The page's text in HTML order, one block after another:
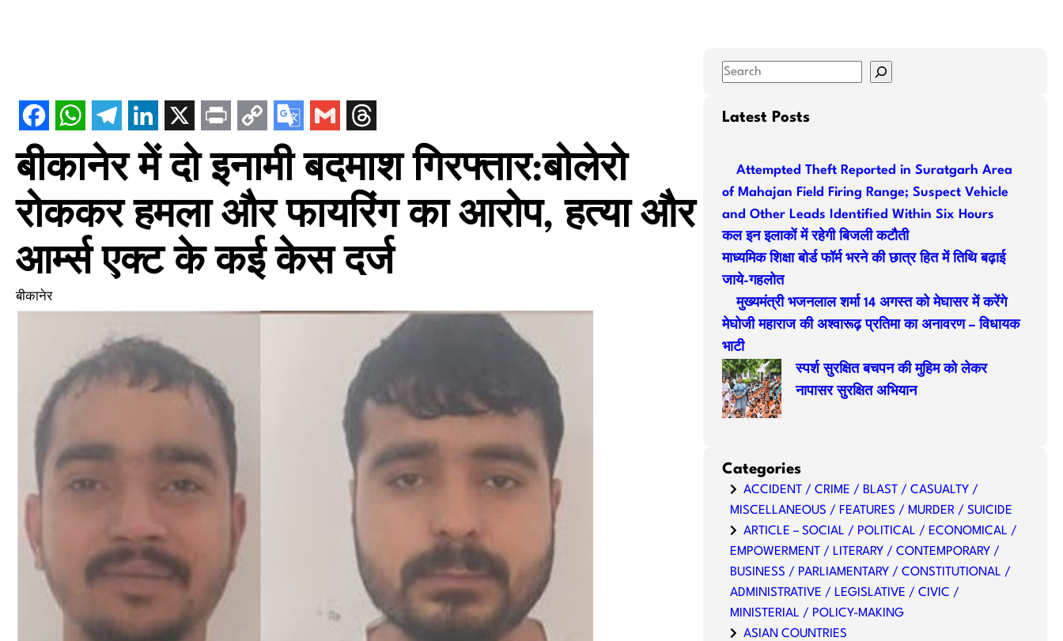
बीकानेर में दो इनामी बदमाश गिरफ्तार:बोलेरो
रोककर हमला और फायरिंग का आरोप, हत्या और
आर्म्स एक्ट के कई केस दर्ज
बीकानेर
S
aLatest Posts
Attempted Theft Reported in Suratgarh Area
of Mahajan Field Firing Range; Suspect Vehicle
and Other Leads Identified Within Six Hours
कल इन इलाकों में रहेगी बिजली कटौती
माध्यमिक शिक्षा बोर्ड फॉर्म भरने की छात्र हित में तिथि बढ़ाई
जाये-गहलोत
मुख्यमंत्री भजनलाल शर्मा 14 अगस्त को मेघासर में करेंगे
मेघोजी महाराज की अश्वारूढ़ प्रतिमा का अनावरण – विधायक
भाटी
स्पर्श सुरक्षित बचपन की मुहिम को लेकर
नापासर सुरक्षित अभियान
Categories
ACCIDENT / CRIME / BLAST / CASUALTY /
MISCELLANEOUS / FEATURES / MURDER / SUICIDE
ARTICLE – SOCIAL / POLITICAL / ECONOMICAL /
EMPOWERMENT / LITERARY / CONTEMPORARY /
BUSINESS / PARLIAMENTARY / CONSTITUTIONAL /
ADMINISTRATIVE / LEGISLATIVE / CIVIC /
MINISTERIAL / POLICY-MAKING
ASIAN COUNTRIES